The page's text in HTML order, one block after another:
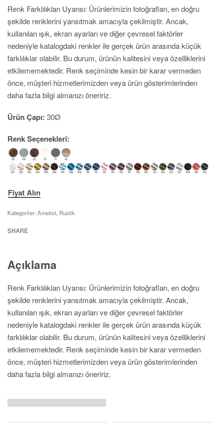
Renk Farklılıkları Uyarısı: Ürünlerimizin fotoğrafları, en doğru
şekilde renklerini yansıtmak amacıyla çekilmiştir. Ancak,
kullanılan ışık, ekran ayarları ve diğer çevresel faktörler
nedeniyle katalogdaki renkler ile gerçek ürün arasında küçük
farklılıklar olabilir. Bu durum, ürünün kalitesini veya özelliklerini
etkilememektedir. Renk seçiminde kesin bir karar vermeden
önce, müşteri hizmetlerimizden veya ürün gösterimlerinden
daha fazla bilgi almanızı öneririz.
Ürün Çapı: 30Ø
Renk Seçenekleri:
Fiyat Alın
Kategoriler: Ametist Rustik
SHARE
Açıklama
Renk Farklılıkları Uyarısı: Ürünlerimizin fotoğrafları, en doğru
şekilde renklerini yansıtmak amacıyla çekilmiştir. Ancak,
kullanılan ışık, ekran ayarları ve diğer çevresel faktörler
nedeniyle katalogdaki renkler ile gerçek ürün arasında küçük
farklılıklar olabilir. Bu durum, ürünün kalitesini veya özelliklerini
etkilememektedir. Renk seçiminde kesin bir karar vermeden
önce, müşteri hizmetlerimizden veya ürün gösterimlerinden
daha fazla bilgi almanızı öneririz.